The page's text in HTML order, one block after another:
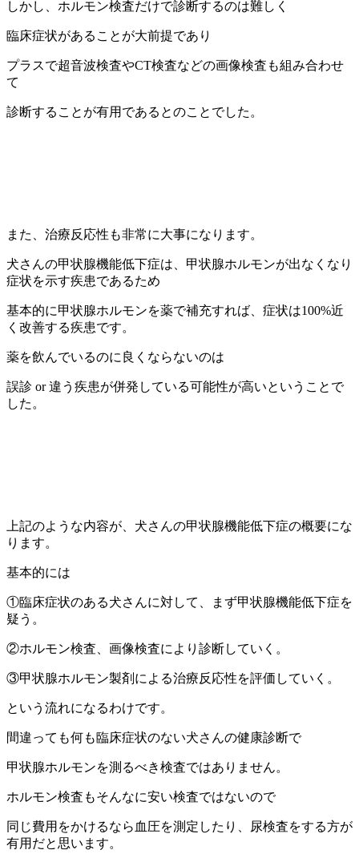
しかし、ホルモン検査だけで診断するのは難しく
臨床症状があることが大前提であり
プラスで超音波検査やCT検査などの画像検査も組み合わせ
て
診断することが有用であるとのことでした。
また、治療反応性も非常に大事になります。
犬さんの甲状腺機能低下症は、甲状腺ホルモンが出なくなり
症状を示す疾患であるため
基本的に甲状腺ホルモンを薬で補充すれば、症状は100%近
く改善する疾患です。
薬を飲んでいるのに良くならないのは
誤診 or 違う疾患が併発している可能性が高いということで
した。
上記のような内容が、犬さんの甲状腺機能低下症の概要にな
ります。
基本的には
①臨床症状のある犬さんに対して、まず甲状腺機能低下症を
疑う。
②ホルモン検査、画像検査により診断していく。
③甲状腺ホルモン製剤による治療反応性を評価していく。
という流れになるわけです。
間違っても何も臨床症状のない犬さんの健康診断で
甲状腺ホルモンを測るべき検査ではありません。
ホルモン検査もそんなに安い検査ではないので
同じ費用をかけるなら血圧を測定したり、尿検査をする方が
有用だと思います。